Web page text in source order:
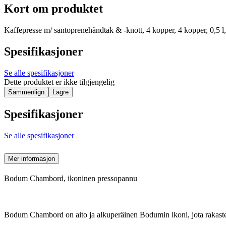
Kort om produktet
Kaffepresse m/ santoprenehåndtak & -knott, 4 kopper, 4 kopper, 0,5
Spesifikasjoner
Se alle spesifikasjoner
Dette produktet er ikke tilgjengelig
Sammenlign Lagre
Spesifikasjoner
Se alle spesifikasjoner
Mer informasjon
Bodum Chambord, ikoninen pressopannu
Bodum Chambord on aito ja alkuperäinen Bodumin ikoni, jota